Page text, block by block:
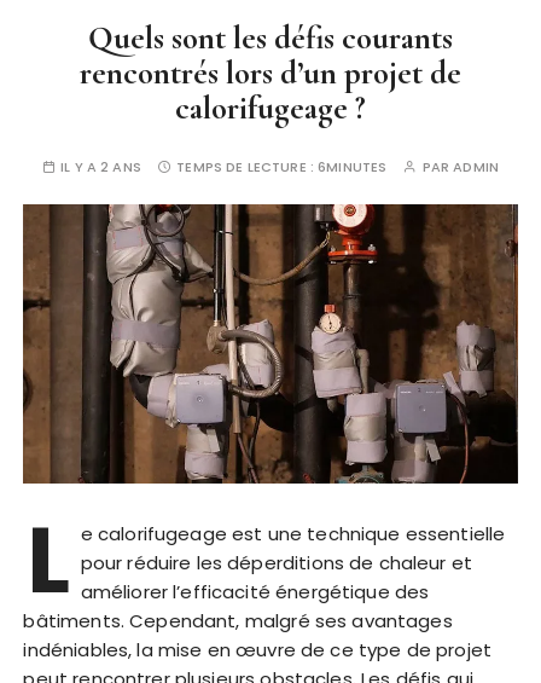
Quels sont les défis courants
rencontrés lors d’un projet de
calorifugeage ?
IL Y A 2 ANS TEMPS DE LECTURE :6MINUTES PARADMIN
L e calorifugeage est une technique essentielle
pour réduire les déperditions de chaleur et
améliorer l’efficacité énergétique des
bâtiments. Cependant, malgré ses avantages
indéniables, la mise en œuvre de ce type de projet